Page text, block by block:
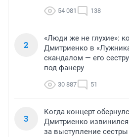
54 081 138
2
«Люди же не глухие»:
Дмитриенко в
скандалом — его
под фанеру
30 887 51
3
Когда концерт
Дмитриенко
за выступление